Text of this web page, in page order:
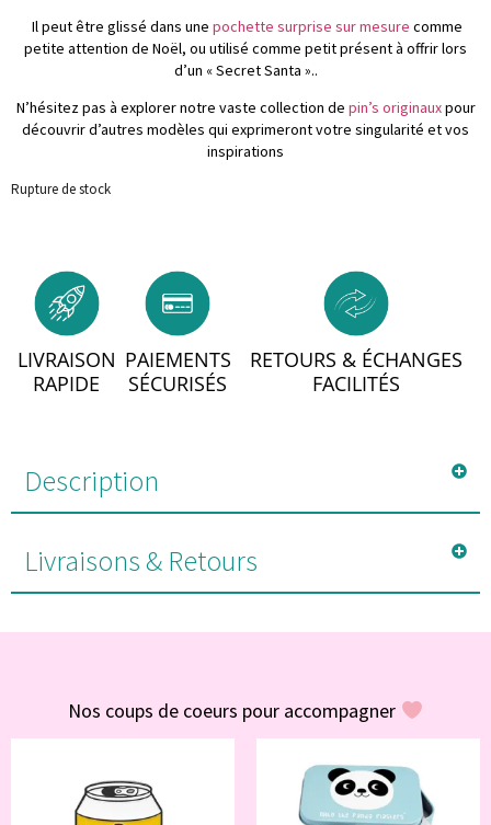
Il peut être glissé dans une pochette surprise sur mesure comme
petite attention de Noël, ou utilisé comme petit présent à offrir lors
d’un « Secret Santa »..
N’hésitez pas à explorer notre vaste collection de pin’s originauxpour
découvrir d’autres modèles qui exprimeront votre singularité et vos
inspirations
Rupture de stock
LIVRAISON
RAPIDE
PAIEMENTS
SÉCURISÉS
RETOURS & ÉCHANGES
FACILITÉS
Description
Livraisons & Retours
Nos coups de coeurs pour accompagner